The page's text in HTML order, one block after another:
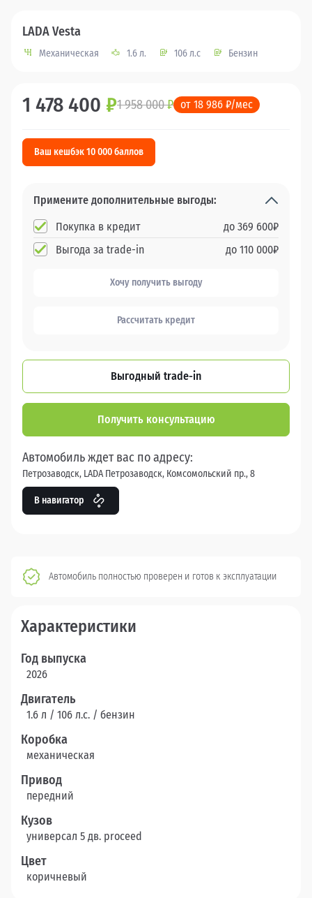
LADA Vesta
Механическая 1.6 л. 106 л.с Бензин
1 478 400 ₽1 958 000₽ от 18 986 ₽/мес
Ваш кешбэк 10 000 баллов
Примените дополнительные выгоды:
Покупка в кредит
до 369 600₽
Выгода за trade-in
до 110 000₽
Хочу получить выгоду
Рассчитать кредит
Выгодный trade-in
Получить консультацию
Автомобиль ждет вас по адресу:
Петрозаводск, LADA Петрозаводск, Комсомольский пр., 8
В навигатор
Автомобиль полностью проверен и готов к эксплуатации
Характеристики
Год выпуска
2026
Двигатель
1.6 л / 106 л.c. / бензин
Коробка
механическая
Привод
передний
Кузов
универсал 5 дв. proceed
Цвет
коричневый